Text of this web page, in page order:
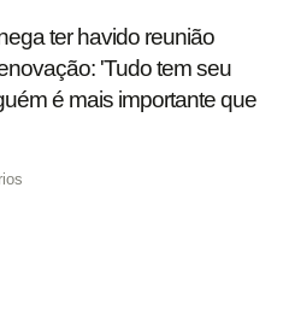
ter havido reunião
'Tudo tem seu
é mais importante que